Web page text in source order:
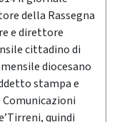
della Rassegna
e direttore
cittadino di
diocesano
stampa e
quindi